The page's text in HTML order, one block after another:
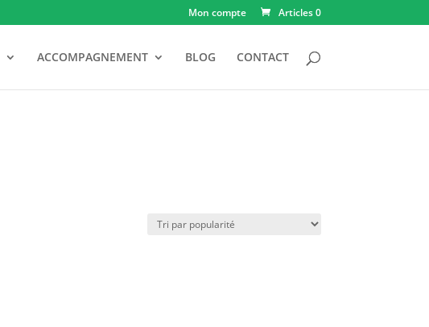
Mon compte Articles 0
ACCOMPAGNEMENT BLOG CONTACT